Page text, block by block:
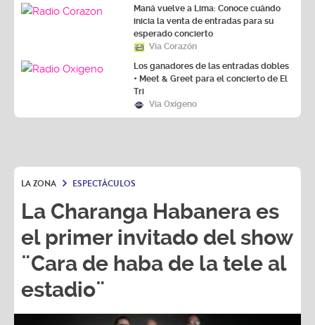
inicia la venta de entradas para su
esperado concierto
Vía Corazón
Los ganadores de las entradas dobles
+ Meet & Greet para el concierto de El
Tri
La Charanga Habanera es
el primer invitado del show
¨Cara de haba de la tele al
estadio¨